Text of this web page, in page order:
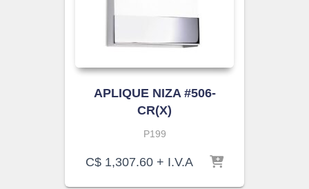
APLIQUE NIZA #506-
CR(X)
P199
C$ 1,307.60 + I.V.A